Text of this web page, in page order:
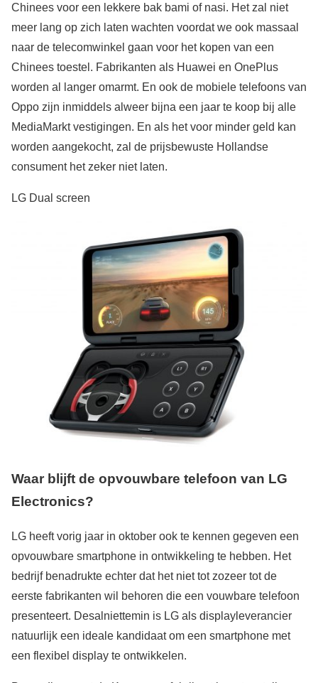
Chinees voor een lekkere bak bami of nasi. Het zal niet
meer lang op zich laten wachten voordat we ook massaal
naar de telecomwinkel gaan voor het kopen van een
Chinees toestel. Fabrikanten als Huawei en OnePlus
worden al langer omarmt. En ook de mobiele telefoons van
Oppo zijn inmiddels alweer bijna een jaar te koop bij alle
MediaMarkt vestigingen. En als het voor minder geld kan
worden aangekocht, zal de prijsbewuste Hollandse
consument het zeker niet laten.
LG Dual screen
Waar blijft de opvouwbare telefoon van LG
Electronics?
LG heeft vorig jaar in oktober ook te kennen gegeven een
opvouwbare smartphone in ontwikkeling te hebben. Het
bedrijf benadrukte echter dat het niet tot zozeer tot de
eerste fabrikanten wil behoren die een vouwbare telefoon
presenteert. Desalniettemin is LG als displayleverancier
natuurlijk een ideale kandidaat om een smartphone met
een flexibel display te ontwikkelen.